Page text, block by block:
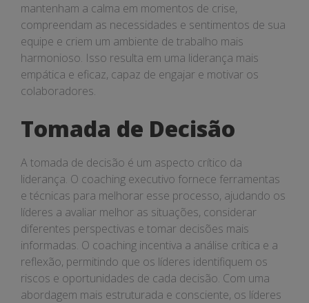
mantenham a calma em momentos de crise,
compreendam as necessidades e sentimentos de sua
equipe e criem um ambiente de trabalho mais
harmonioso. Isso resulta em uma liderança mais
empática e eficaz, capaz de engajar e motivar os
colaboradores.
Tomada de Decisão
A tomada de decisão é um aspecto crítico da
liderança. O coaching executivo fornece ferramentas
e técnicas para melhorar esse processo, ajudando os
líderes a avaliar melhor as situações, considerar
diferentes perspectivas e tomar decisões mais
informadas. O coaching incentiva a análise crítica e a
reflexão, permitindo que os líderes identifiquem os
riscos e oportunidades de cada decisão. Com uma
abordagem mais estruturada e consciente, os líderes